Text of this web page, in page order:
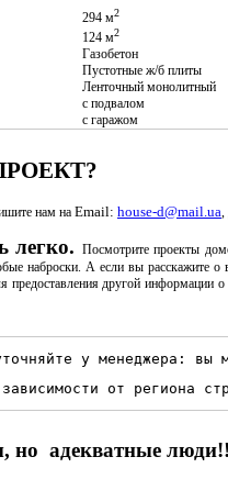
294 м2
124 м2
Газобетон
Пустотные ж/б плиты
Ленточный монолитный
с подвалом
с гаражом
нам на Email: house-d@mail.ua
легко. Посмотрите проекты
наброски. А если вы расскажите
предоставления другой информации
у менеджера:
от региона
но адекватные люди!!